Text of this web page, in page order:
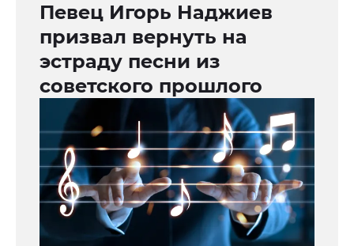
Певец Игорь Наджиев
призвал вернуть на
эстраду песни из
советского прошлого